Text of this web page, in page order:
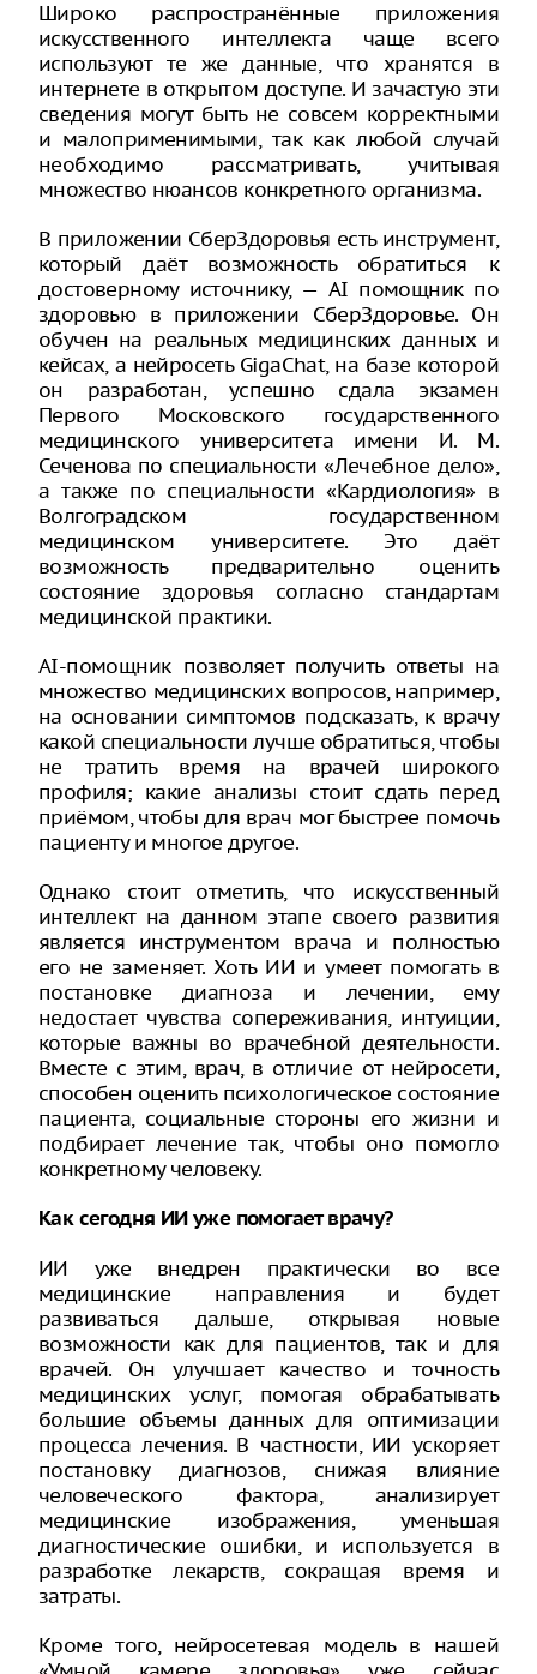
Широко распространённые приложения
искусственного интеллекта чаще всего
используют те же данные, что хранятся в
интернете в открытом доступе. И зачастую эти
сведения могут быть не совсем корректными
и малоприменимыми, так как любой случай
необходимо рассматривать, учитывая
множество нюансов конкретного организма.
В приложении СберЗдоровья есть инструмент,
который даёт возможность обратиться к
достоверному источнику, — AI помощник по
здоровью в приложении СберЗдоровье. Он
обучен на реальных медицинских данных и
кейсах, а нейросеть GigaChat, на базе которой
он разработан, успешно сдала экзамен
Первого Московского государственного
медицинского университета имени И. М.
Сеченова по специальности «Лечебное дело»,
а также по специальности «Кардиология» в
Волгоградском государственном
медицинском университете. Это даёт
возможность предварительно оценить
состояние здоровья согласно стандартам
медицинской практики.
AI-помощник позволяет получить ответы на
множество медицинских вопросов, например,
на основании симптомов подсказать, к врачу
какой специальности лучше обратиться, чтобы
не тратить время на врачей широкого
профиля; какие анализы стоит сдать перед
приёмом, чтобы для врач мог быстрее помочь
пациенту и многое другое.
Однако стоит отметить, что искусственный
интеллект на данном этапе своего развития
является инструментом врача и полностью
его не заменяет. Хоть ИИ и умеет помогать в
постановке диагноза и лечении, ему
недостает чувства сопереживания, интуиции,
которые важны во врачебной деятельности.
Вместе с этим, врач, в отличие от нейросети,
способен оценить психологическое состояние
пациента, социальные стороны его жизни и
подбирает лечение так, чтобы оно помогло
конкретному человеку.
Как сегодня ИИ уже помогает врачу?
ИИ уже внедрен практически во все
медицинские направления и будет
развиваться дальше, открывая новые
возможности как для пациентов, так и для
врачей. Он улучшает качество и точность
медицинских услуг, помогая обрабатывать
большие объемы данных для оптимизации
процесса лечения. В частности, ИИ ускоряет
постановку диагнозов, снижая влияние
человеческого фактора, анализирует
медицинские изображения, уменьшая
диагностические ошибки, и используется в
разработке лекарств, сокращая время и
затраты.
Кроме того, нейросетевая модель в нашей